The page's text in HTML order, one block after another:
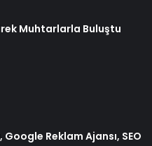
Muhtarlarla Buluştu
Reklam Ajansı, SEO